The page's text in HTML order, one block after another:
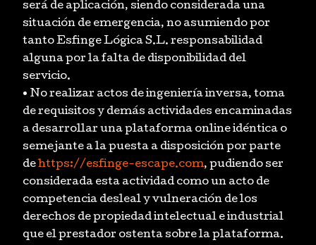
será de aplicación, siendo considerada una
situación de emergencia, no asumiendo por
tanto Esfinge Lógica S.L. responsabilidad
alguna por la falta de disponibilidad del
servicio.
• No realizar actos de ingeniería inversa, toma
de requisitos y demás actividades encaminadas
a desarrollar una plataforma online idéntica o
semejante a la puesta a disposición por parte
dehttps://esfinge-escape.com, pudiendo ser
considerada esta actividad como un acto de
competencia desleal y vulneración de los
derechos de propiedad intelectual e industrial
que el prestador ostenta sobre la plataforma.